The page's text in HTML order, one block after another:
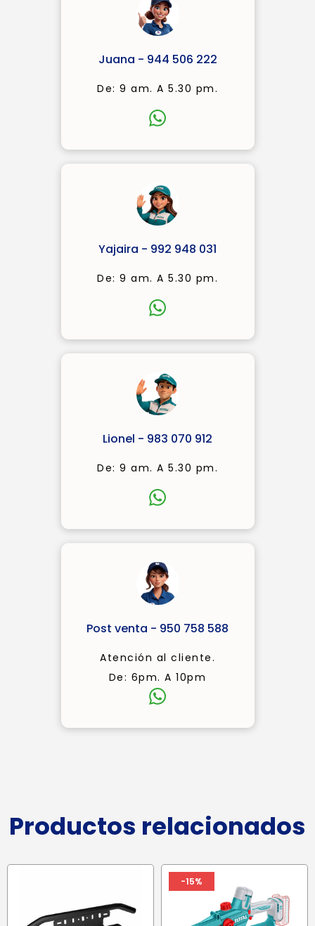
Juana - 944 506 222
De: 9 am. A 5.30 pm.
Yajaira - 992 948 031
De: 9 am. A 5.30 pm.
Lionel - 983 070 912
De: 9 am. A 5.30 pm.
Post venta - 950 758 588
Atención al cliente.
De: 6pm. A 10pm
Productos relacionados
-15%